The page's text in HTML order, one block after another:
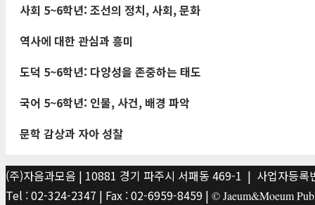
사회 5~6학년: 조선의 정치, 사회,문화
역사에 대한 관심과 흥미
도덕 5~6학년: 다양성을 존중하는 태도
국어 5~6학년: 인물, 사건, 배경 파악
문학 감상과 자아 성찰
(주)자음과모음 | 10881 경기 파주시 서패동 469-1 | 사업자등
Tel : 02-324-2347 | Fax : 02-6959-8459 | © Jaeum&Moeum